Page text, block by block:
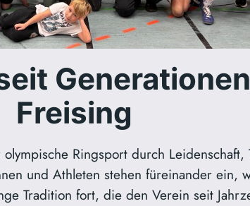
Freising
Ringsport durch Leidenschaft,
und Athleten stehen füreinander ein,
Tradition fort, die den Verein seit